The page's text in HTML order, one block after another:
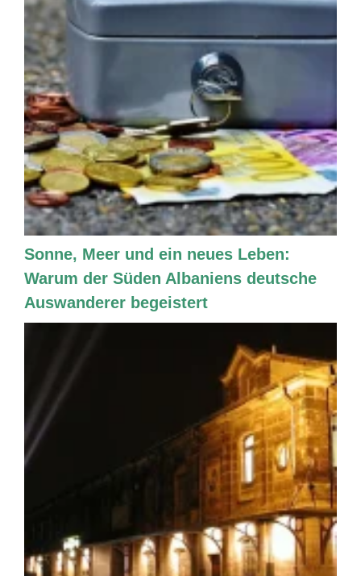
Sonne, Meer und ein neues Leben:
Warum der Süden Albaniens deutsche
Auswanderer begeistert